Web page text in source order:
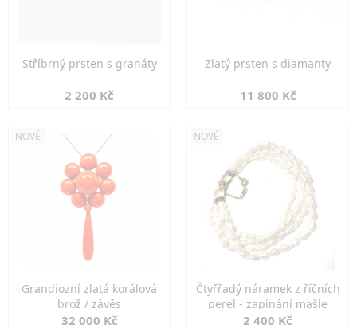
Stříbrný prsten s granáty
2 200 Kč
Zlatý prsten s diamanty
11 800 Kč
NOVÉ
Grandiozní zlatá korálová
brož / závěs
32 000 Kč
NOVÉ
Čtyřřadý náramek z říčních
perel - zapínání mašle
2 400 Kč